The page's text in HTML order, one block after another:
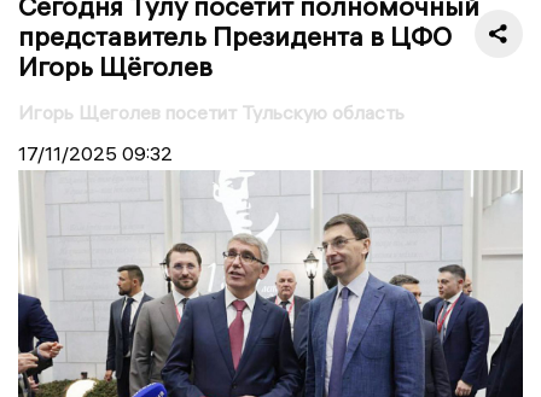
представитель Президента в ЦФО
Игорь Щёголев
Игорь Щеголев посетит Тульскую область
17/11/2025 09:32